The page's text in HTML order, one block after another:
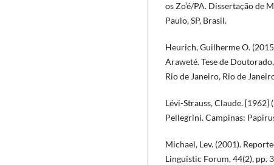
os Zo’é/PA. Dissertação de
Paulo, SP, Brasil.
Heurich, Guilherme O.
Araweté. Tese de
Rio de Janeiro, Rio de
Lévi-Strauss, Claude. [1962]
Pellegrini. Campinas:
Michael, Lev. (2001).
Linguistic Forum, 44(2), pp.